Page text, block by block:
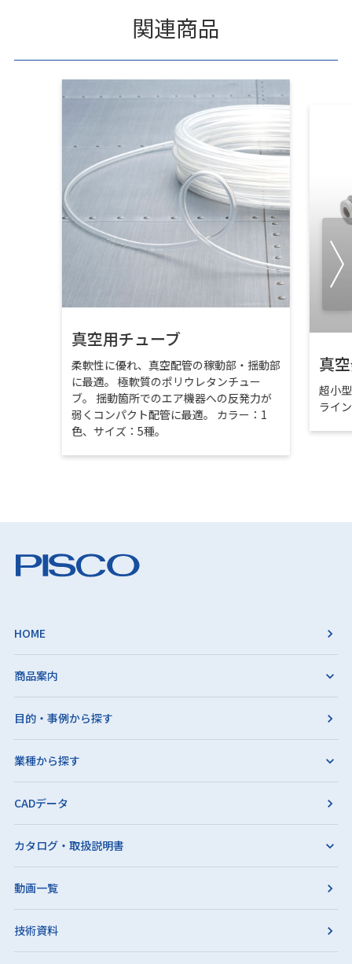
関連商品
真空用チューブ
柔軟性に優れ、真空配管の稼動部・揺動部
に最適。 極軟質のポリウレタンチュー
ブ。 揺動箇所でのエア機器への反発力が
弱くコンパクト配管に最適。 カラー：1
色、サイズ：5種。
真
超小
ライ
HOME
商品案内
目的・事例から探す
業種から探す
CADデータ
カタログ・取扱説明書
動画一覧
技術資料